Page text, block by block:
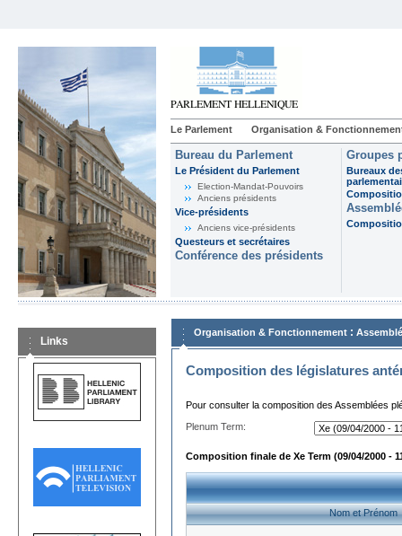
Le Parlement Organisation &
Bureau du Parlement
Le Président du Parlement
Election-Mandat-Pouvoirs
Anciens présidents
Vice-présidents
Anciens vice-présidents
Questeurs et secrétaires
Conférence des présidents
Groupes
Bureaux
Links
Organisation & Fonctionnement :
Composition des législatures
Pour consulter la composition des Assemblées
Plenum Term:
Composition finale de Xe Term (09/04/2000 -
Nom et Prénom